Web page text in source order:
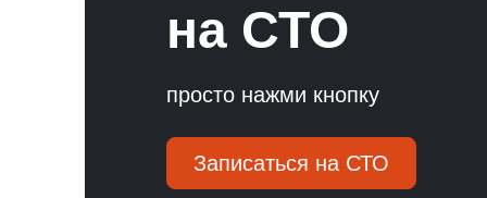
на СТО
просто нажми кнопку
Записаться на СТО